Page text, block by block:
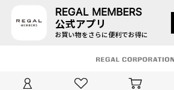
REGAL MEMBERS
公式アプリ
お買い物をさらに便利でお得に